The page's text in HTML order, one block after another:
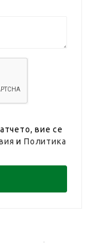
вие се
иПолитика